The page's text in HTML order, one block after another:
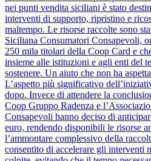
nei punti vendita siciliani è stato
interventi di supporto, ripristino e
maltempo. Le risorse raccolte sono
Siciliana Consumatori Consapevoli,
250 mila titolari della Coop Card e
insieme alle istituzioni e agli enti del
sostenere. Un aiuto che non ha
L’aspetto più significativo
dopo. Invece di attendere la
Coop Gruppo Radenza e
Consapevoli hanno deciso di
euro, rendendo disponibili le risorse
l’ammontare complessivo della
consentito di accelerare gli interventi